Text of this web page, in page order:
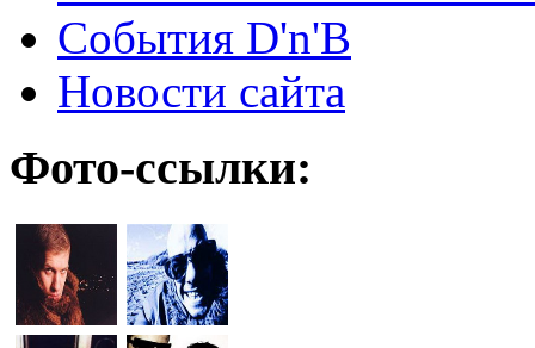
События D'n'B
Новости сайта
Фото-ссылки: